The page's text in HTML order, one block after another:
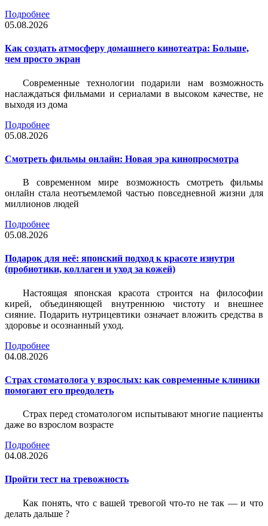
Подробнее
05.08.2026
Как создать атмосферу домашнего кинотеатра: Больше,
чем просто экран
Современные технологии подарили нам возможность
наслаждаться фильмами и сериалами в высоком качестве, не
выходя из дома
Подробнее
05.08.2026
Смотреть фильмы онлайн: Новая эра кинопросмотра
В современном мире возможность смотреть фильмы
онлайн стала неотъемлемой частью повседневной жизни для
миллионов людей
Подробнее
05.08.2026
Подарок для неё: японский подход к красоте изнутри
(пробиотики, коллаген и уход за кожей)
Настоящая японская красота строится на философии
кирей, объединяющей внутреннюю чистоту и внешнее
сияние. Подарить нутрицевтики означает вложить средства в
здоровье и осознанный уход.
Подробнее
04.08.2026
Страх стоматолога у взрослых: как современные клиники
помогают его преодолеть
Страх перед стоматологом испытывают многие пациенты
даже во взрослом возрасте
Подробнее
04.08.2026
Пройти тест на тревожность
Как понять, что с вашей тревогой что-то не так — и что
делать дальше ?